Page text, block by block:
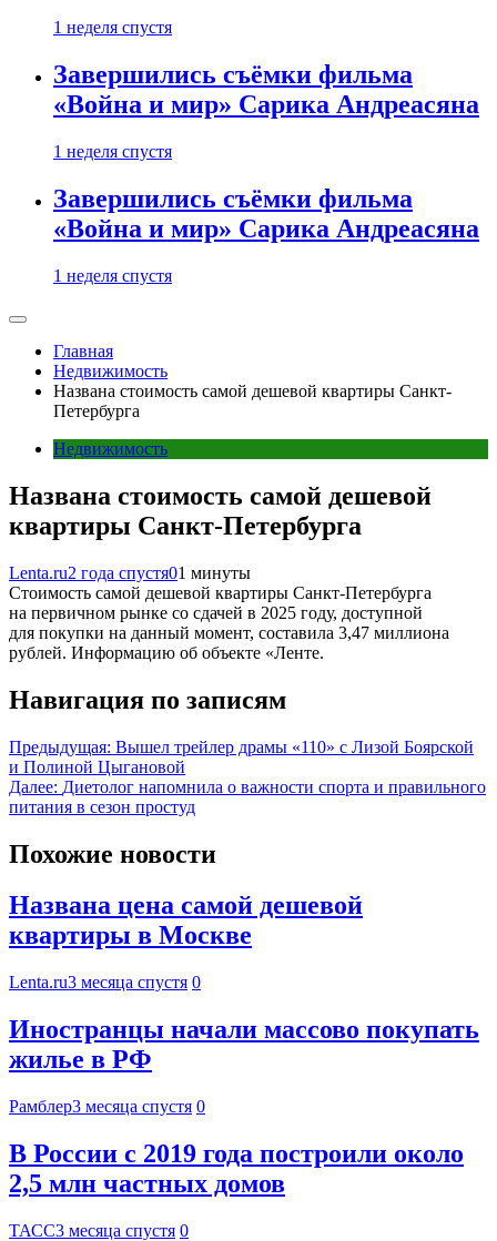
1 неделя спустя
Завершились съёмки фильма
«Война и мир» Сарика Андреасяна
1 неделя спустя
Завершились съёмки фильма
«Война и мир» Сарика Андреасяна
1 неделя спустя
Главная
Недвижимость
Названа стоимость самой дешевой квартиры Санкт-
Петербурга
Недвижимость
Названа стоимость самой дешевой
квартиры Санкт-Петербурга
Lenta.ru2 года спустя01 минуты
Стоимость самой дешевой квартиры Санкт-Петербурга
на первичном рынке со сдачей в 2025 году, доступной
для покупки на данный момент, составила 3,47 миллиона
рублей. Информацию об объекте «Ленте.
Навигация по записям
Предыдущая: Вышел трейлер драмы «110» с Лизой Боярской
и Полиной Цыгановой
Далее: Диетолог напомнила о важности спорта и правильного
питания в сезон простуд
Похожие новости
Названа цена самой дешевой
квартиры в Москве
Lenta.ru3 месяца спустя 0
Иностранцы начали массово покупать
жилье в РФ
Рамблер3 месяца спустя 0
В России с 2019 года построили около
2,5 млн частных домов
ТАСС3 месяца спустя 0